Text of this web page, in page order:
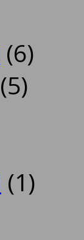
(6)
(5)
(1)